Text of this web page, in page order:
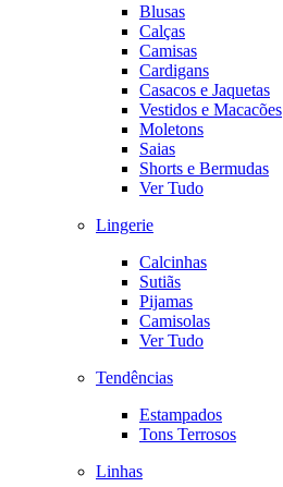
Blusas
Calças
Camisas
Cardigans
Casacos e Jaquetas
Vestidos e Macacões
Moletons
Saias
Shorts e Bermudas
Ver Tudo
Lingerie
Calcinhas
Sutiãs
Pijamas
Camisolas
Ver Tudo
Tendências
Estampados
Tons Terrosos
Linhas